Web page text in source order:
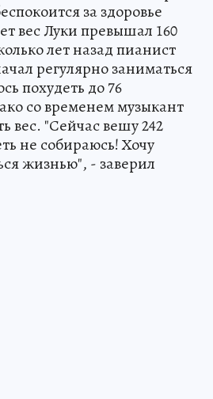
за здоровье
вес Луки превышал 160
лет назад пианист
регулярно заниматься
похудеть до 76
со временем музыкант
вес. "Сейчас вешу 242
не собираюсь! Хочу
жизнью", - заверил